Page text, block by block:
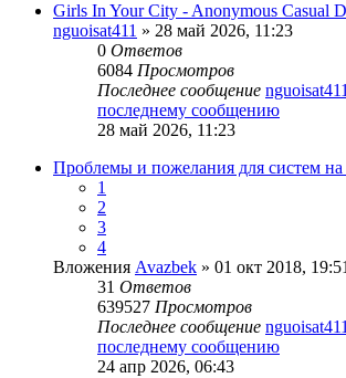
Girls In Your City - Anonymous Casual
nguoisat411 » 28 май 2026, 11:23
0 Ответов
6084 Просмотров
Последнее сообщение nguoisat411
последнему сообщению
28 май 2026, 11:23
Проблемы и пожелания для систем на
1
2
3
4
Вложения Avazbek » 01 окт 2018, 19:51
31 Ответов
639527 Просмотров
Последнее сообщение nguoisat411
последнему сообщению
24 апр 2026, 06:43